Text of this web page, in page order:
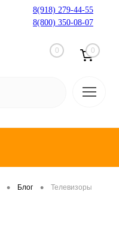
8(918) 279-44-55
8(800) 350-08-07
0 0
• Блог • Телевизоры